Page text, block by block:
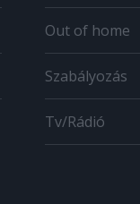
Out of home
Szabályozás
Tv/Rádió